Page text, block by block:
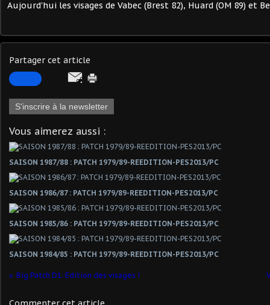
Aujourd'hui les visages de Vabec (Brest 82), Huard (OM 89) et
Partager cet article
S'inscrire à la newsletter
Vous aimerez aussi :
SAISON 1987/88 : PATCH 1979/89-REEDITION-PES2013/PC
SAISON 1986/87 : PATCH 1979/89-REEDITION-PES2013/PC
SAISON 1985/86 : PATCH 1979/89-REEDITION-PES2013/PC
SAISON 1984/85 : PATCH 1979/89-REEDITION-PES2013/PC
Big Patch D1: Edition des visages !